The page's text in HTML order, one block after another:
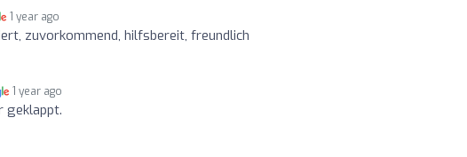
1 year ago
zuvorkommend, hilfsbereit, freundlich
1 year ago
geklappt.